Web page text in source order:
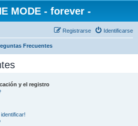
MODE - forever -
Identificarse
Registrarse
Frecuentes
y el registro